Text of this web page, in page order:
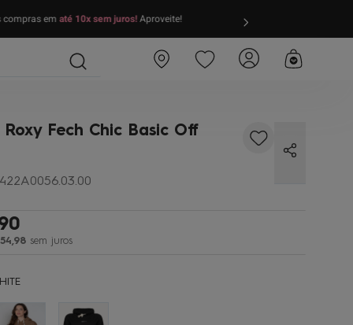
compras ematé 10x sem juros!Aproveite!
Fech Chic Basic Off
54,98sem juros